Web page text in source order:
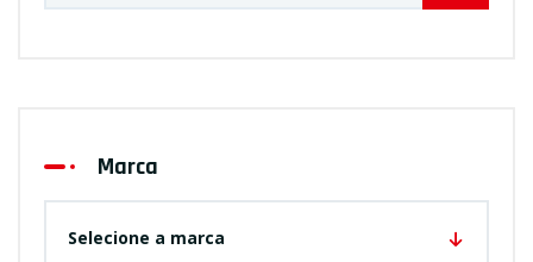
Marca
Selecione a marca